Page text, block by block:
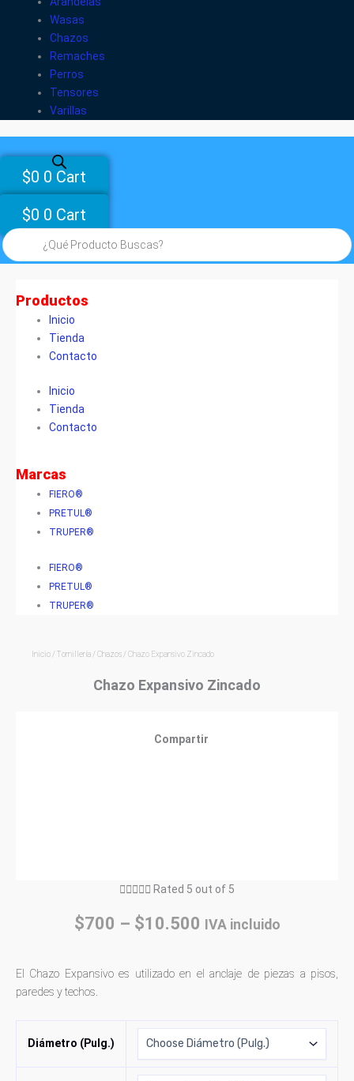
Wasas
Chazos
Remaches
Perros
Tensores
Varillas
$0 0 Cart
$0 0 Cart
Búsqueda
de
productos
Productos
Inicio
Tienda
Contacto
Inicio
Tienda
Contacto
Marcas
FIERO®
PRETUL®
TRUPER®
FIERO®
PRETUL®
TRUPER®
Inicio/Tornillería/Chazos/ Chazo Expansivo Zincado
Chazo Expansivo Zincado
Compartir
 Rated 5 out of 5
$700 – $10.500 IVA incluido
El Chazo Expansivo es utilizado en el anclaje de piezas a pisos,
paredes y techos.
Diámetro (Pulg.)